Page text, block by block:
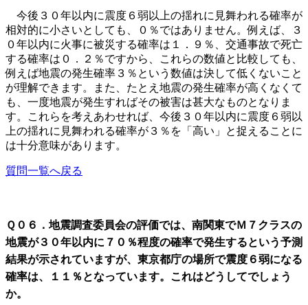
今後３０年以内に震度６弱以上の揺れに見舞われる確率が
相対的に小さいとしても、０％ではありません。例えば、３
０年以内に火事に被災する確率は１．９％、交通事故で死亡
する確率は０．２％ですから、これらの数値と比較しても、
例えば地震の発生確率３％という数値は決して低くないこと
が理解できます。また、たとえ地震の発生確率が高くなくて
も、一度地震が発生すればその被害は甚大なものとなりま
す。これらを考えあわせれば、今後３０年以内に震度６弱以
上の揺れに見舞われる確率が３％を「高い」と捉えることに
は十分意味があります。
質問一覧へ戻る
Ｑ０６．地震調査委員会の評価では、南関東でＭ７クラスの
地震が３０年以内に７０％程度の確率で発生するという予測
結果が示されていますが、東京都庁の場所で震度６弱になる
確率は、１１％となっています。これはどうしてでしょう
か。